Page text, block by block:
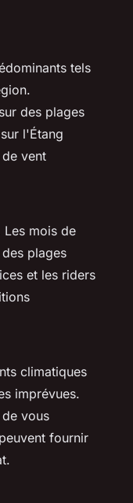
tels
des plages
l'Étang
vent
mois de
plages
et les riders
climatiques
imprévues.
vous
fournir